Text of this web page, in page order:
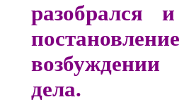
разобрался
возбуждении
дела.